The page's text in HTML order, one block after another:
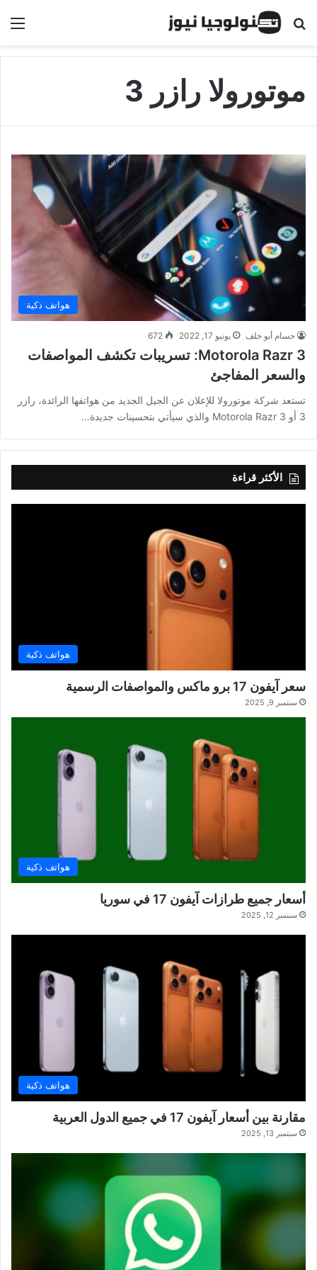
البحث عن
موتورولا رازر 3
هواتف ذكية
حسام أبو خلف يونيو 17, 2022 672
Motorola Razr 3: تسريبات تكشف المواصفات
والسعر المفاجئ
تستعد شركة موتورولا للإعلان عن الجيل الجديد من هواتفها الرائدة، رازر
3 أو Motorola Razr 3 والذي سيأتي بتحسينات جديدة…
الأكثر قراءة
هواتف ذكية
سعر آيفون 17 برو ماكس والمواصفات الرسمية
سبتمبر 9, 2025
هواتف ذكية
أسعار جميع طرازات آيفون 17 في سوريا
سبتمبر 12, 2025
هواتف ذكية
مقارنة بين أسعار آيفون 17 في جميع الدول العربية
سبتمبر 13, 2025